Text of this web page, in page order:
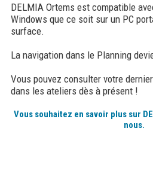
DELMIA Ortems est compatible
Windows que ce soit sur un PC
surface.
La navigation dans le Planning
Vous pouvez consulter votre
dans les ateliers dès à présent !
Vous souhaitez en savoir plus sur
nous.